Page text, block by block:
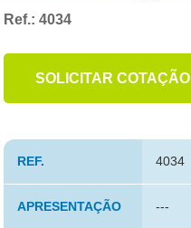
Ref.: 4034
SOLICITAR COTAÇÃO
REF. 4034
APRESENTAÇÃO ---